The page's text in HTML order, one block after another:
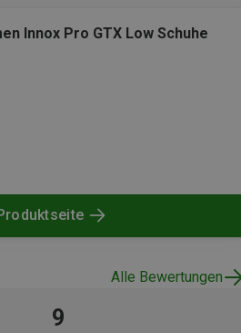
Innox Pro GTX Low Schuhe
Alle Bewertungen
9